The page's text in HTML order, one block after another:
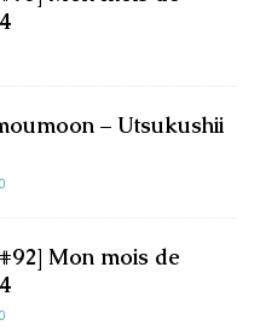
– Utsukushii
0
Mon mois de
0